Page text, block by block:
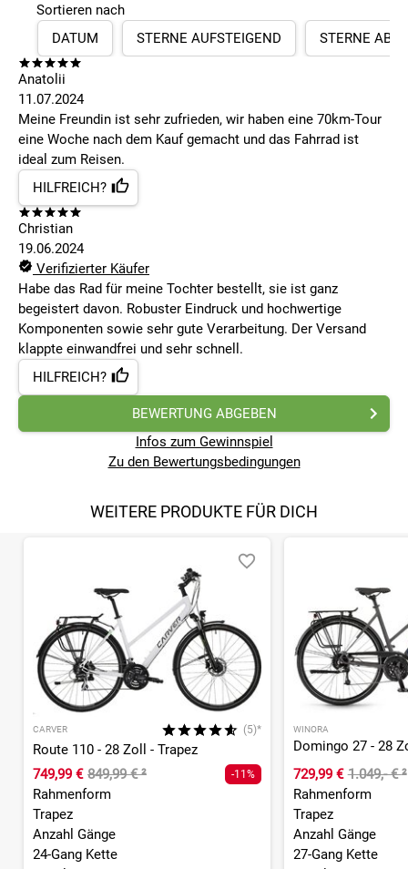
Sortieren nach
DATUM
STERNE AUFSTEIGEND STERNE
Anatolii
11.07.2024
Meine Freundin ist sehr zufrieden, wir haben eine 70km-Tour
eine Woche nach dem Kauf gemacht und das Fahrrad ist
ideal zum Reisen.
HILFREICH?
Christian
19.06.2024
Verifizierter Käufer
Habe das Rad für meine Tochter bestellt, sie ist ganz
begeistert davon. Robuster Eindruck und hochwertige
Komponenten sowie sehr gute Verarbeitung. Der Versand
klappte einwandfrei und sehr schnell.
HILFREICH?
BEWERTUNG ABGEBEN
Infos zum Gewinnspiel
Zu den Bewertungsbedingungen
WEITERE PRODUKTE FÜR DICH
CARVER (5)*
Route 110 - 28 Zoll - Trapez
749,99 € 849,99 €² -11%
Rahmenform
Trapez
Anzahl Gänge
24-Gang Kette
WINORA
Domingo 27 - 28
729,99 € 1.049,- €²
Rahmenform
Trapez
Anzahl Gänge
27-Gang Kette